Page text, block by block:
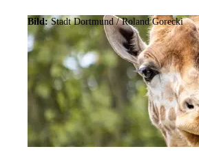
Bild:Stadt Dortmund / Roland Gorecki